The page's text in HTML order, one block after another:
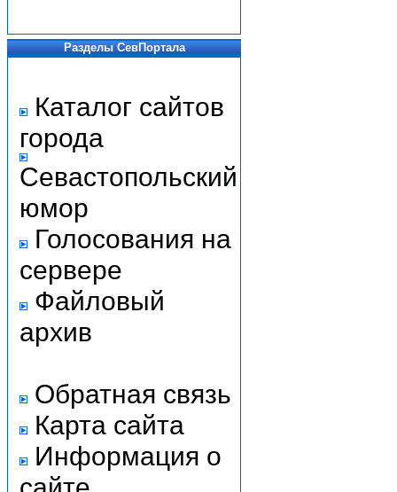
Разделы СевПортала
Каталог сайтов
города
Севастопольский
юмор
Голосования на
сервере
Файловый
архив
Обратная связь
Карта сайта
Информация о